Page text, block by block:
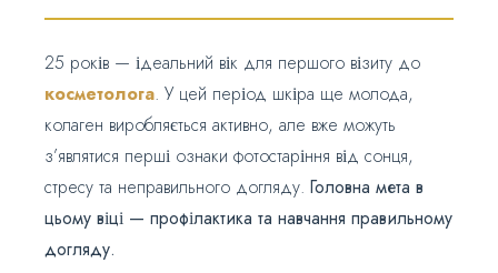
25 років — ідеальний вік для першого візиту до
косметолога. У цей період шкіра ще молода,
колаген виробляється активно, але вже можуть
з’являтися перші ознаки фотостаріння від сонця,
стресу та неправильного догляду. Головна мета в
цьому віці — профілактика та навчання правильному
догляду.